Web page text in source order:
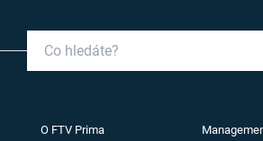
O FTV Prima